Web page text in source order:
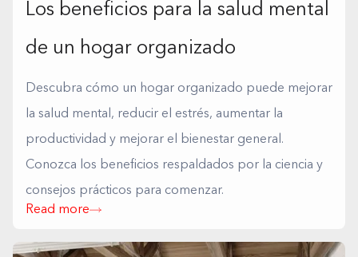
Los beneficios para la salud mental
de un hogar organizado
Descubra cómo un hogar organizado puede mejorar
la salud mental, reducir el estrés, aumentar la
productividad y mejorar el bienestar general.
Conozca los beneficios respaldados por la ciencia y
consejos prácticos para comenzar.
Read more